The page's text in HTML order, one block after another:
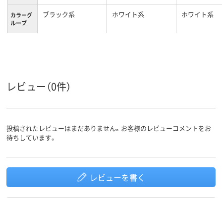
カラーグ
ループ
ブラック系 ホワイト系 ホワイト系
レビュー（0件）
投稿されたレビューはまだありません。お客様のレビューコメントをお
待ちしています。
レビューを書く